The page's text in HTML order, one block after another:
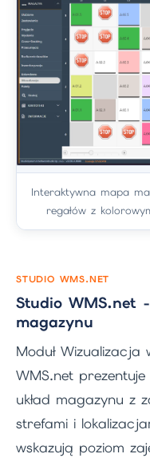
Interaktywna mapa
regałów z
STUDIO WMS.NET
Studio WMS.net
magazynu
Moduł
WMS.net
układ magazynu z
strefami i
wskazują poziom